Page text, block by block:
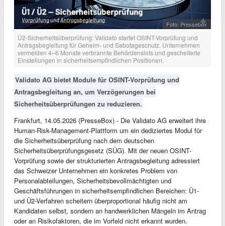
Foto: Pressebox
Ü2-Sicherheitsüberprüfung: Validato startet OSINT-Vorprüfung und
Antragsbegleitung für Geheim- und Sabotageschutz. Unternehmen
vermeiden 4–6 Monate verbrannte Behördenslots und gescheiterte
Einstellungen in sicherheitsempfindlichen Positionen.
Validato AG bietet Module für OSINT-Vorprüfung und
Antragsbegleitung an, um Verzögerungen bei
Sicherheitsüberprüfungen zu reduzieren.
Frankfurt, 14.05.2026 (PresseBox) - Die Validato AG erweitert ihre
Human-Risk-Management-Plattform um ein dediziertes Modul für
die Sicherheitsüberprüfung nach dem deutschen
Sicherheitsüberprüfungsgesetz (SÜG). Mit der neuen OSINT-
Vorprüfung sowie der strukturierten Antragsbegleitung adressiert
das Schweizer Unternehmen ein konkretes Problem von
Personalabteilungen, Sicherheitsbevollmächtigten und
Geschäftsführungen in sicherheitsempfindlichen Bereichen: Ü1-
und Ü2-Verfahren scheitern überproportional häufig nicht am
Kandidaten selbst, sondern an handwerklichen Mängeln im Antrag
oder an Risikofaktoren, die im Vorfeld nicht erkannt wurden.